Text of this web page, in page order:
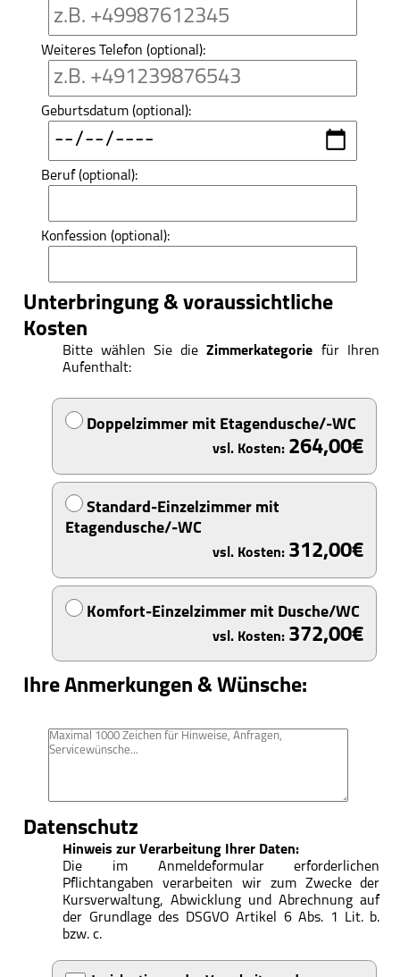
Weiteres Telefon (optional):
Geburtsdatum (optional):
Beruf (optional):
Konfession (optional):
Unterbringung & voraussichtliche
Kosten
Bitte wählen Sie dieZimmerkategorie für Ihren
Aufenthalt:
Doppelzimmer mit Etagendusche/-WC
264,00
Standard-Einzelzimmer mit
Etagendusche/-WC
312,00
Komfort-Einzelzimmer mit Dusche/WC
372,00
Ihre Anmerkungen & Wünsche:
Datenschutz
Hinweis zur Verarbeitung Ihrer Daten:
Die im Anmeldeformular erforderlichen
Pflichtangaben verarbeiten wir zum Zwecke der
Kursverwaltung, Abwicklung und Abrechnung auf
der Grundlage des DSGVO Artikel 6 Abs. 1 Lit. b.
bzw. c.